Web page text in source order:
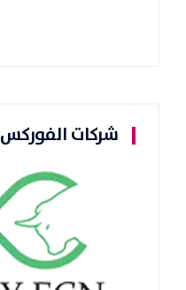
شركات الفوركس